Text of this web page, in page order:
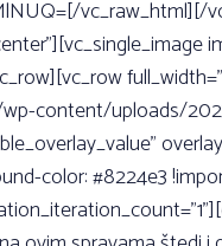
content/uploads/
color: #8224e3